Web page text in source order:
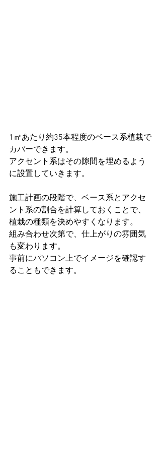
1㎡あたり約35本程度のベース系植栽で
カバーできます。
アクセント系はその隙間を埋めるよう
に設置していきます。
施工計画の段階で、ベース系とアクセ
ント系の割合を計算しておくことで、
植栽の種類を決めやすくなります。
組み合わせ次第で、仕上がりの雰囲気
も変わります。
事前にパソコン上でイメージを確認す
ることもできます。